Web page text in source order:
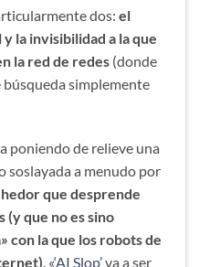
dos: el
la invisibilidad a la que
la red de redes (donde
búsqueda simplemente
poniendo de relieve una
soslayada a menudo por
que desprende
(y que no es sino
con la que los robots de
. «‘AI Slop’va a ser